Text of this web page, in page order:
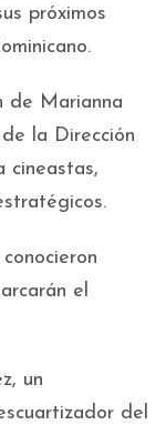
próximos
de Marianna
la Dirección
cineastas,
el
un
del